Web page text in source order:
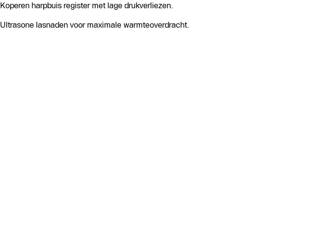
Koperen harpbuis register met lage drukverliezen.
Ultrasone lasnaden voor maximale warmteoverdracht.